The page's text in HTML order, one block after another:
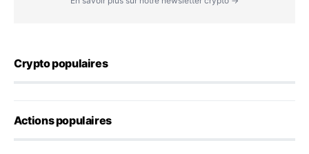
Crypto populaires
Actions populaires